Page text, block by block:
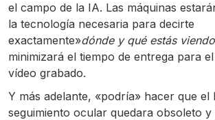
el campo de la IA. Las máquinas
la tecnología necesaria para decirte
exactamente»dónde y qué estás
minimizará el tiempo de entrega para
vídeo grabado.
Y más adelante, «podría» hacer que el
seguimiento ocular quedara obsoleto y